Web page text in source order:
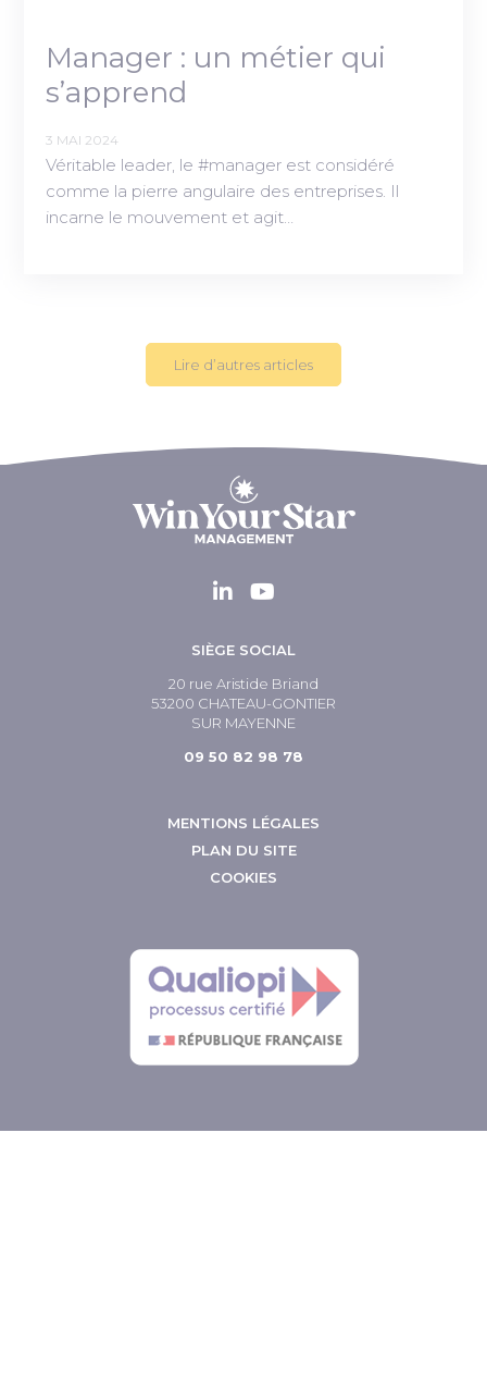
Manager : un métier qui
s’apprend
3 MAI 2024
Véritable leader, le #manager est considéré
comme la pierre angulaire des entreprises. Il
incarne le mouvement et agit…
Lire d’autres articles
SIÈGE SOCIAL
20 rue Aristide Briand
53200 CHATEAU-GONTIER
SUR MAYENNE
09 50 82 98 78
MENTIONS LÉGALES
PLAN DU SITE
COOKIES